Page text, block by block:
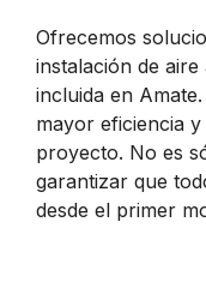
Ofrecemos
instalación de
incluida en
mayor eficiencia
proyecto. No es
garantizar que
desde el primer